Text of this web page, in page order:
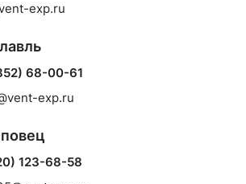
exp.ru
68-00-61
exp.ru
123-68-58